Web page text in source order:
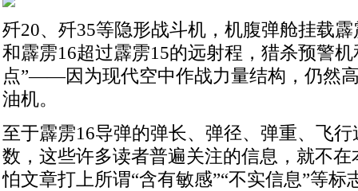
歼20、歼35等隐形战斗机，机腹弹舱挂载
和霹雳16超过霹雳15的远射程，猎杀预警
点”——因为现代空中作战力量结构，仍然
油机。
至于霹雳16导弹的弹长、弹径、弹重、飞
数，这些许多读者普遍关注的信息，就不
怕文章打上所谓“含有敏感”“不实信息”等标